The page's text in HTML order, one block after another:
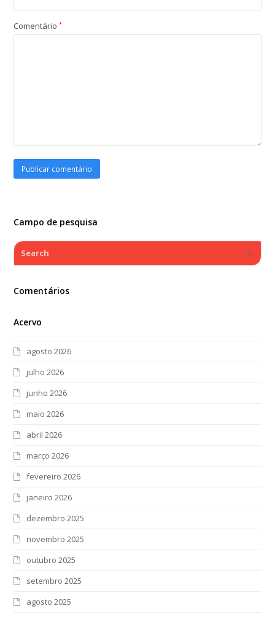
Comentário*
Campo de pesquisa
Search
Comentários
Acervo
agosto 2026
julho 2026
junho 2026
maio 2026
abril 2026
março 2026
fevereiro 2026
janeiro 2026
dezembro 2025
novembro 2025
outubro 2025
setembro 2025
agosto 2025